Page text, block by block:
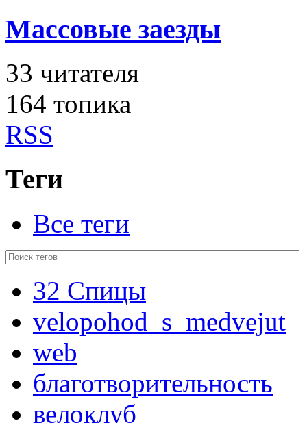
Массовые заезды
33 читателя
164 топика
RSS
Теги
Все теги
32 Спицы
velopohod_s_medvejut
web
благотворительность
велоклуб